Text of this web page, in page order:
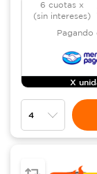
6 cuotas x
(sin intereses)
Pagando
X